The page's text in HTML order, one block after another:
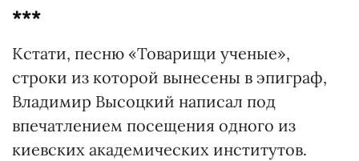
***
Кстати, песню «Товарищи ученые»,
строки из которой вынесены в эпиграф,
Владимир Высоцкий написал под
впечатлением посещения одного из
киевских академических институтов.